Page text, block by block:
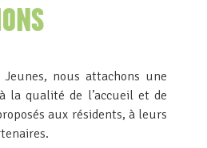
nous attachons une
la qualité de l’accueil et de
aux résidents, à leurs